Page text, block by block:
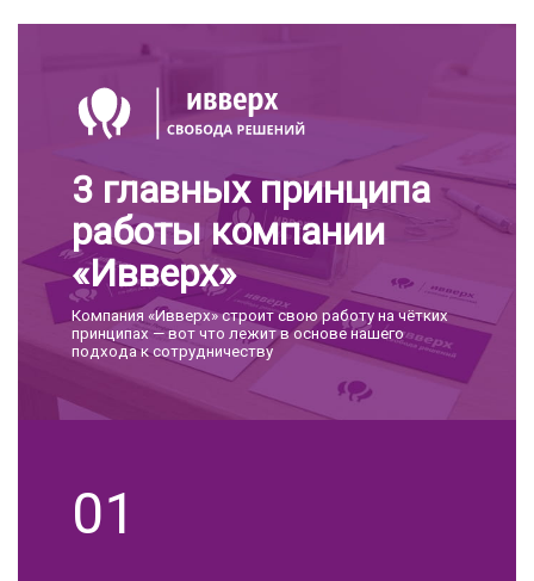
3 главных принципа
работы компании
«Ивверх»
Компания «Ивверх» строит свою работу на чётких
принципах — вот что лежит в основе нашего
подхода к сотрудничеству
01